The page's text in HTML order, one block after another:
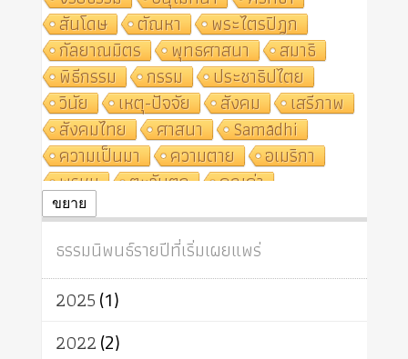
สันโดษ
ตัณหา
พระไตรปิฎก
กัลยาณมิตร
พุทธศาสนา
สมาธิ
พิธีกรรม
กรรม
ประชาธิปไตย
วินัย
เหตุ-ปัจจัย สังคม
เสรีภาพ
สังคมไทย
ศาสนา
Samādhi
ความเป็นมา
ความตาย
อเมริกา
พรหม
ตะวันตก
คุณค่า
ปฏิจจสมุปบาท
ศาสนาประจำชาติ
อินเดีย
ผู้บริโภค
ธรรมาธิปไตย
จักร
การแยกรัฐกับศาสนา
ธรรมชาติ
เทคโนโลยี
สิทธิ
พุทธบริษัท
ขยาย
ธรรมนิพนธ์รายปีที่เริ่มเผยแพร่
2025(1)
2022(2)